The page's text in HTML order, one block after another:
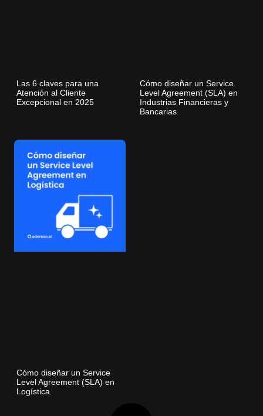
Las 6 claves para una
Atención al Cliente
Excepcional en 2025
Cómo diseñar un Service
Level Agreement (SLA) en
Industrias Financieras y
Bancarias
Cómo diseñar un Service
Level Agreement (SLA) en
Logística